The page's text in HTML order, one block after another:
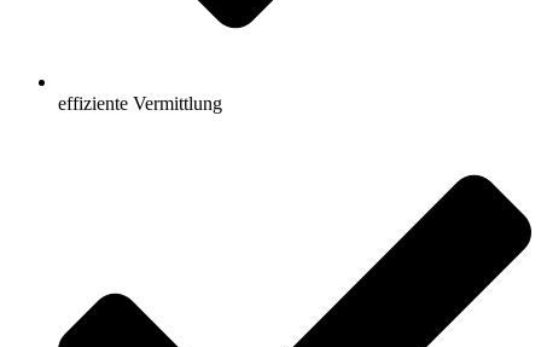
effiziente Vermittlung